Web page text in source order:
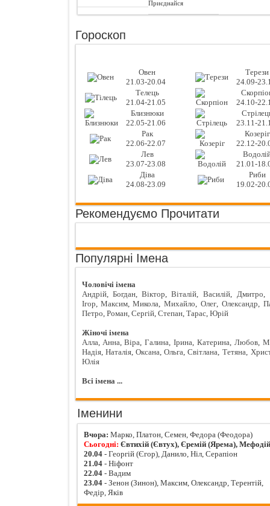
Приєднайся
Гороскоп
Овен
21.03-20.04
Терези
24.09-
Телець
21.04-21.05
24.10-
Близнюки
22.05-21.06
23.11-
Рак
22.06-22.07
Козеріг
22.12-
Лев
23.07-23.08
21.01-
Діва
24.08-23.09
Риби
19.02-
Рекомендуємо Прочитати
Популярні Імена
Чоловічі імена
Андрій, Богдан, Віктор, Віталій, Василій, Дмитро,
Ігор, Максим, Микола, Михайло, Олег, Олександр,
Петро, Роман, Сергій, Степан, Тарас, Юрій
Жіночі імена
Алла, Анна, Віра, Галина, Ірина, Катерина, Любов,
Надія, Наталія, Оксана, Ольга, Світлана, Тетяна,
Юлія
Всі імена ...
Іменини
Вчора: Марко, Платон, Семен, Федора (Феодора)
Сьогодні: Євтихій (Євтух), Єремій (Ярема), Мефодій
20.04 - Георгій (Єгор), Данило, Ніл, Серапіон
21.04 - Ніфонт
22.04 - Вадим
23.04 - Зенон (Зинон), Максим, Олександр, Терентій,
Федір, Яків